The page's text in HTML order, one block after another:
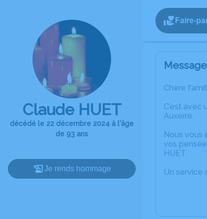
Claude HUET
décédé le 22 décembre 2024 à l'âge
de 93 ans
Je rends hommage
Faire-
Chère
C’est
Auxerre.
Nous vous
vos
HUET.
Un service